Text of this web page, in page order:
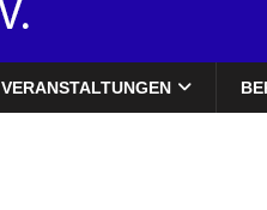
VERANSTALTUNGEN